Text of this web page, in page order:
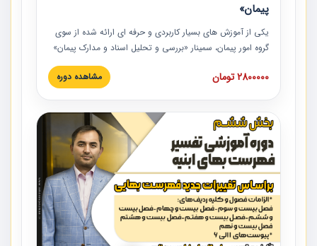
پیمان»
یکی از آموزش‏‏‏‏‏‏ های بسیار کاربردی و حرفه‏ ای ارائه شده از سوی
گروه امور پیمان، سمینار «بررسی و تحلیل اسناد و مدارک پیمان»
است که در دانشگاه صنعتی شریف ارائه شد. در این آموزش
نکات کلیدی مربوط به اسناد و مدارک پیمان، اولویت بندی اسناد
پیمان به همراه تجربیات عملی در این خصوص ارائه شده است.
2800000 تومان مشاهده دوره